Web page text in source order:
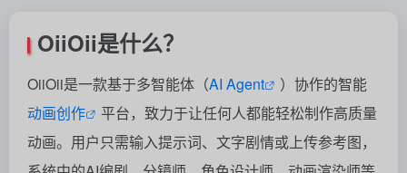
OiiOii是什么？
OiiOii是一款基于多智能体（AI Agent
）协作的智能
动画创作
平台，致力于让任何人都能轻松制作高质量
动画。用户只需输入提示词、文字剧情或上传参考图，